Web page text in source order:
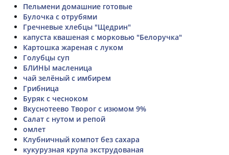
Пельмени домашние готовые
Булочка с отрубями
Гречневые хлебцы "Щедрин"
капуста квашеная с морковью "Белоручка"
Картошка жареная с луком
Голубцы суп
БЛИНЫ масленица
чай зелёный с имбирем
Грибница
Буряк с чесноком
Вкуснотеево Творог с изюмом 9%
Салат с нутом и репой
омлет
Клубничный компот без сахара
кукурузная крупа экструдованая